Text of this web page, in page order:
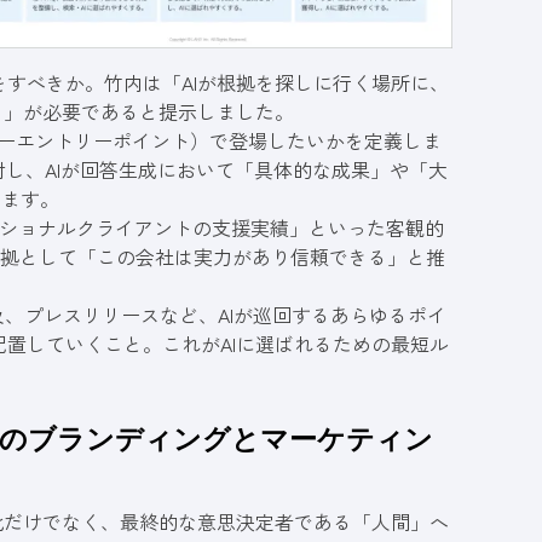
べきか。竹内は「AIが根拠を探しに行く場所に、
が必要であると提示しました。
ントリーポイント）で登場したいかを定義しま
、AIが回答生成において「具体的な成果」や「大
す。
ョナルクライアントの支援実績」といった客観的
として「この会社は実力があり信頼できる」と推
プレスリリースなど、AIが巡回するあらゆるポイ
していくこと。これがAIに選ばれるための最短ル
ブランディングとマーケティン
けでなく、最終的な意思決定者である「人間」へ